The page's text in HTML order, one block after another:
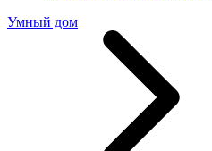
Умный дом